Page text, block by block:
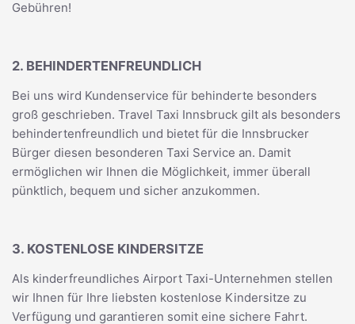
Gebühren!
2. BEHINDERTENFREUNDLICH
Bei uns wird Kundenservice für behinderte besonders
groß geschrieben. Travel Taxi Innsbruck gilt als besonders
behindertenfreundlich und bietet für die Innsbrucker
Bürger diesen besonderen Taxi Service an. Damit
ermöglichen wir Ihnen die Möglichkeit, immer überall
pünktlich, bequem und sicher anzukommen.
3. KOSTENLOSE KINDERSITZE
Als kinderfreundliches Airport Taxi-Unternehmen stellen
wir Ihnen für Ihre liebsten kostenlose Kindersitze zu
Verfügung und garantieren somit eine sichere Fahrt.